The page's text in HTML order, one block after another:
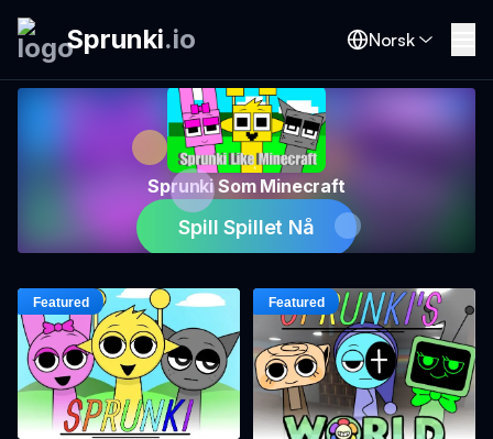
Sprunki.io Norsk
Sprunki Som Minecraft
Spill Spillet Nå